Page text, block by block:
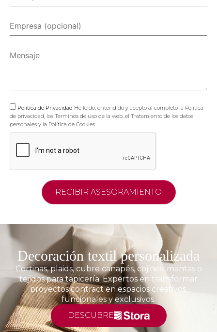
Política de Privacidad He leído, entendido y acepto al completo la Politica
de prívacidad, los Terminos de uso de la web, el Tratamiento de los datos
personales y la Política de Cookies.
Decoración textil personalizada
Cortinas, plaids, cubre canapés, cojines, mantas o
tejidos para tapicería. Expertos en transformar
proyectos contract en espacios creativos,
funcionales y exclusivos.
DESCUBRE